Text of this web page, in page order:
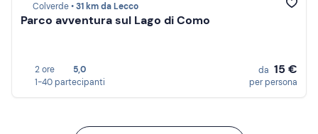
Colverde •31 km da Lecco
Parco avventura sul Lago di Como
2 ore
5,0
1-40 partecipanti
da 15 €
per persona